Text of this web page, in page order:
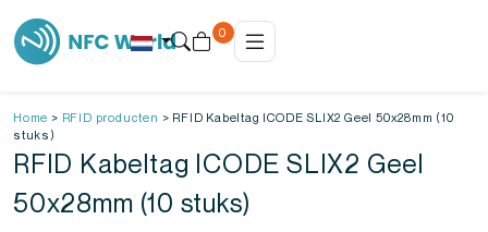
0
Home > RFID producten > RFID Kabeltag ICODE SLIX2 Geel 50x28mm (10
stuks)
RFID Kabeltag ICODE SLIX2 Geel
50x28mm (10 stuks)